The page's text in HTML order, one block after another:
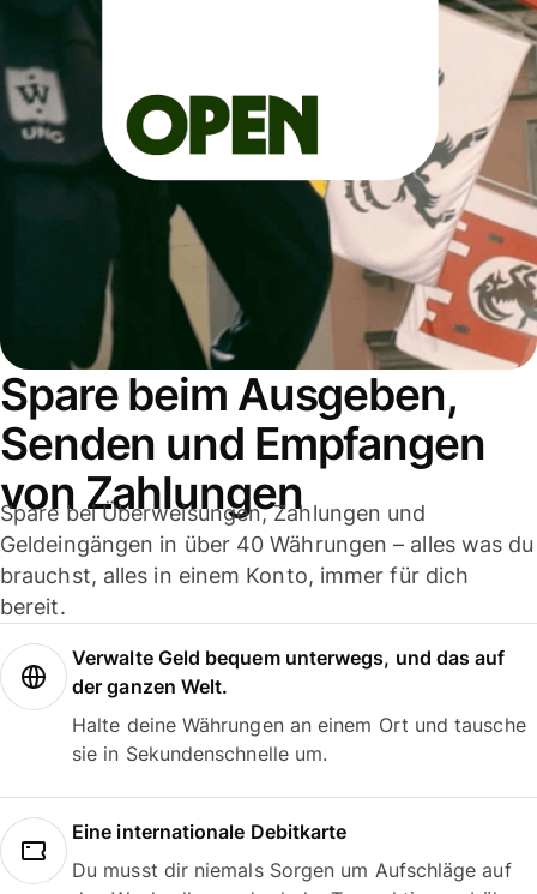
Spare beim Ausgeben,
Senden und Empfangen
von Zahlungen
Spare bei Überweisungen, Zahlungen und
Geldeingängen in über 40 Währungen – alles was du
brauchst, alles in einem Konto, immer für dich
bereit.
Verwalte Geld bequem unterwegs, und das auf
der ganzen Welt.
Halte deine Währungen an einem Ort und tausche
sie in Sekundenschnelle um.
Eine internationale Debitkarte
Du musst dir niemals Sorgen um Aufschläge auf